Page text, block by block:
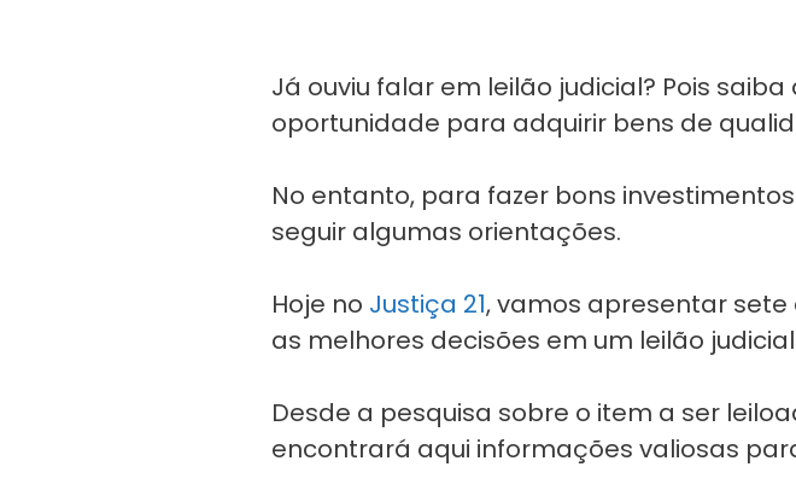
Já ouviu falar em leilão judicial? Pois
oportunidade para adquirir bens de
No entanto, para fazer bons
seguir algumas orientações.
Hoje no Justiça 21, vamos apresentar
as melhores decisões em um leilão
Desde a pesquisa sobre o item a ser
encontrará aqui informações valiosas